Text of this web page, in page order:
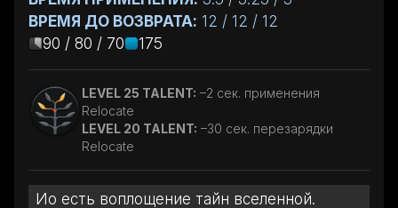
ВРЕМЯ ДО ВОЗВРАТА: 12 / 12 / 12
90 / 80 / 70
175
LEVEL 25 TALENT: –2 сек. применения
Relocate
LEVEL 20 TALENT: –30 сек. перезарядки
Relocate
Ио есть воплощение тайн вселенной.